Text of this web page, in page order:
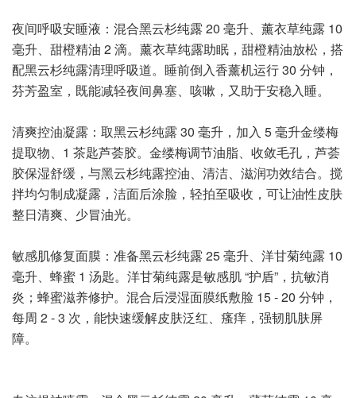
夜间呼吸安睡液：混合黑云杉纯露 20 毫升、薰衣草纯露 10
毫升、甜橙精油 2 滴。薰衣草纯露助眠，甜橙精油放松，搭
配黑云杉纯露清理呼吸道。睡前倒入香薰机运行 30 分钟，
芬芳盈室，既能减轻夜间鼻塞、咳嗽，又助于安稳入睡。
清爽控油凝露：取黑云杉纯露 30 毫升，加入 5 毫升金缕梅
提取物、1 茶匙芦荟胶。金缕梅调节油脂、收敛毛孔，芦荟
胶保湿舒缓，与黑云杉纯露控油、清洁、滋润功效结合。搅
拌均匀制成凝露，洁面后涂脸，轻拍至吸收，可让油性皮肤
整日清爽、少冒油光。
敏感肌修复面膜：准备黑云杉纯露 25 毫升、洋甘菊纯露 10
毫升、蜂蜜 1 汤匙。洋甘菊纯露是敏感肌 “护盾”，抗敏消
炎；蜂蜜滋养修护。混合后浸湿面膜纸敷脸 15 - 20 分钟，
每周 2 - 3 次，能快速缓解皮肤泛红、瘙痒，强韧肌肤屏
障。